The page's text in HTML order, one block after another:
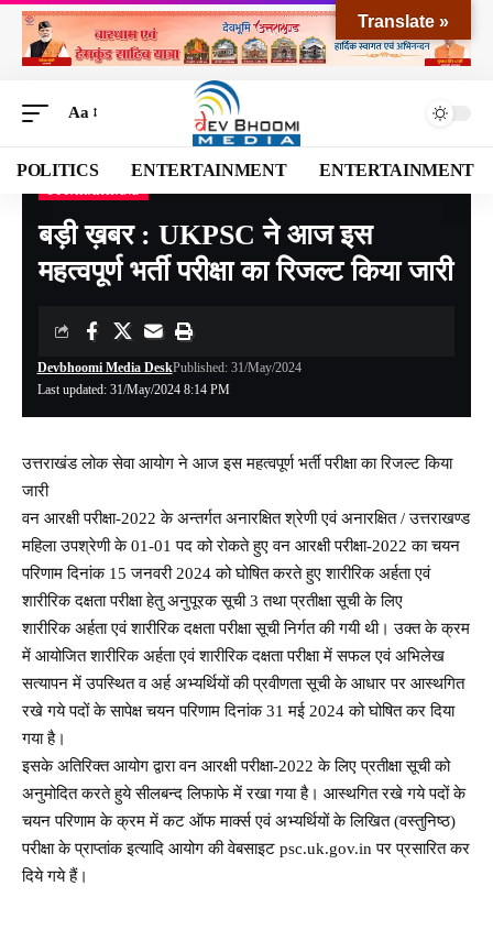
Aa
POLITICS ENTERTAINMENT ENTERTAINMENT
Devbhoomi Media Blog>NATIONAL> UTTARAKHAND>बड़ी ख़बर : UKPSC ने आज इस महत्वपूर्ण भर्ती परीक्षा का रिजल्ट किया जारी
बड़ी ख़बर : UKPSC ने आज इस
महत्वपूर्ण भर्ती परीक्षा का रिजल्ट किया जारी
Last updated: 31/May/2024 8:14 PM
Devbhoomi Media DeskPublished: 31/May/2024
उत्तराखंड लोक सेवा आयोग ने आज इस महत्वपूर्ण भर्ती परीक्षा का रिजल्ट किया
जारी
वन आरक्षी परीक्षा-2022 के अन्तर्गत अनारक्षित श्रेणी एवं अनारक्षित / उत्तराखण्ड
महिला उपश्रेणी के 01-01 पद को रोकते हुए वन आरक्षी परीक्षा-2022 का चयन
परिणाम दिनांक 15 जनवरी 2024 को घोषित करते हुए शारीरिक अर्हता एवं
शारीरिक दक्षता परीक्षा हेतु अनुपूरक सूची 3 तथा प्रतीक्षा सूची के लिए
शारीरिक अर्हता एवं शारीरिक दक्षता परीक्षा सूची निर्गत की गयी थी। उक्त के क्रम
में आयोजित शारीरिक अर्हता एवं शारीरिक दक्षता परीक्षा में सफल एवं अभिलेख
सत्यापन में उपस्थित व अर्ह अभ्यर्थियों की प्रवीणता सूची के आधार पर आस्थगित
रखे गये पदों के सापेक्ष चयन परिणाम दिनांक 31 मई 2024 को घोषित कर दिया
गया है।
इसके अतिरिक्त आयोग द्वारा वन आरक्षी परीक्षा-2022 के लिए प्रतीक्षा सूची को
अनुमोदित करते हुये सीलबन्द लिफाफे में रखा गया है। आस्थगित रखे गये पदों के
चयन परिणाम के क्रम में कट ऑफ मार्क्स एवं अभ्यर्थियों के लिखित (वस्तुनिष्ठ)
परीक्षा के प्राप्तांक इत्यादि आयोग की वेबसाइट psc.uk.gov.in पर प्रसारित कर
दिये गये हैं।
Translate »